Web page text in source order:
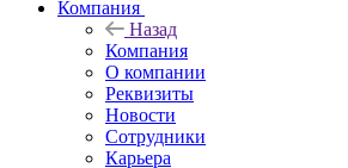
Компания
Назад
Компания
О компании
Реквизиты
Новости
Сотрудники
Карьера